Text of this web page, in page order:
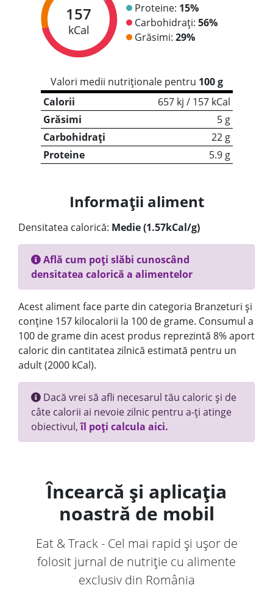
157
kCal
Proteine: 15%
Carbohidrați: 56%
Grăsimi: 29%
Valori medii nutriționale pentru 100 g
Calorii
657 kj / 157 kCal
Grăsimi
5 g
Carbohidrați
22 g
Proteine
5.9 g
Informații aliment
Densitatea calorică: Medie (1.57kCal/g)
Află cum poți slăbi cunoscând
densitatea calorică a alimentelor
Acest aliment face parte din categoria Branzeturi și
conține 157 kilocalorii la 100 de grame. Consumul a
100 de grame din acest produs reprezintă 8% aport
caloric din cantitatea zilnică estimată pentru un
adult (2000 kCal).
Dacă vrei să afli necesarul tău caloric și de
câte calorii ai nevoie zilnic pentru a-ți atinge
obiectivul,îl poți calcula aici.
Încearcă și aplicația
noastră de mobil
Eat & Track - Cel mai rapid și ușor de
folosit jurnal de nutriție cu alimente
exclusiv din România